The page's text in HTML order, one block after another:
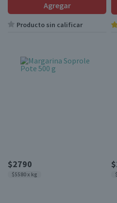
Agregar
Producto sin calificar
$2790
$5580 x kg